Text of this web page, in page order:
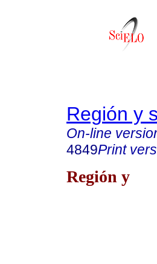
Región y
On-line
4849Print
Región y